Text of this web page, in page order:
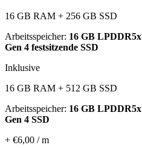
16 GB RAM + 256 GB SSD
Arbeitsspeicher: 16 GB LPDDR5x
Gen 4 festsitzende SSD
Inklusive
16 GB RAM + 512 GB SSD
Arbeitsspeicher: 16 GB LPDDR5x
Gen 4 SSD
+ €6,00 / m